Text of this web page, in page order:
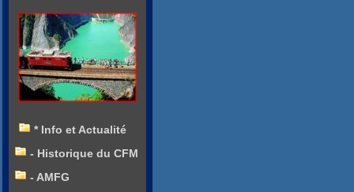
* Info et Actualité
- Historique du CFM
- AMFG